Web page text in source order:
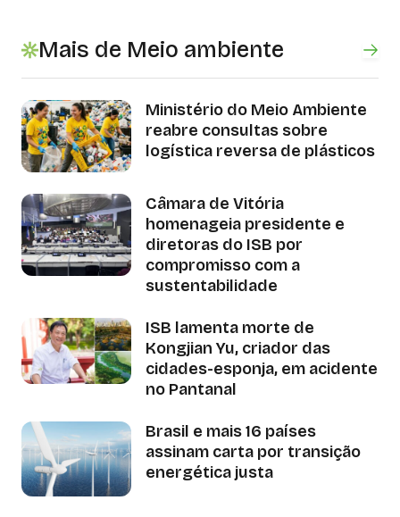
Mais de Meio ambiente
Ministério do Meio Ambiente
reabre consultas sobre
logística reversa de plásticos
Câmara de Vitória
homenageia presidente e
diretoras do ISB por
compromisso com a
sustentabilidade
ISB lamenta morte de
Kongjian Yu, criador das
cidades-esponja, em acidente
no Pantanal
Brasil e mais 16 países
assinam carta por transição
energética justa